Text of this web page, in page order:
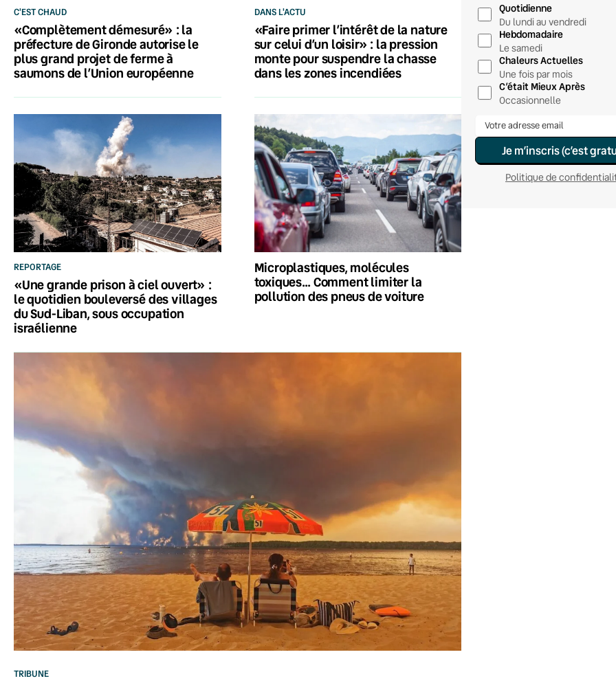
C'EST CHAUD
«Complètement démesuré» : la
préfecture de Gironde autorise le
plus grand projet de ferme à
saumons de l’Union européenne
DANS L'ACTU
«Faire primer l’intérêt de la nature
sur celui d’un loisir» : la pression
monte pour suspendre la chasse
dans les zones incendiées
REPORTAGE
«Une grande prison à ciel ouvert» :
le quotidien bouleversé des villages
du Sud-Liban, sous occupation
israélienne
Microplastiques, molécules
toxiques… Comment limiter la
pollution des pneus de voiture
TRIBUNE
Quotidienne
Du lundi au vendredi
Hebdomadaire
Le samedi
Chaleurs Actuelles
Une fois par mois
C’était Mieux Après
Occasionnelle
Je m’inscris (c’est
Politique de